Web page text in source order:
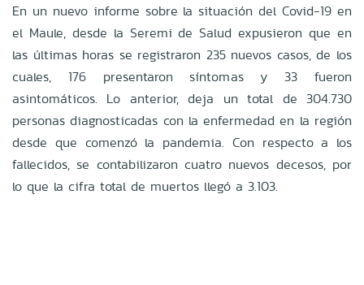
En un nuevo informe sobre la situación del Covid-19 en
el Maule, desde la Seremi de Salud expusieron que en
las últimas horas se registraron 235 nuevos casos, de los
cuales, 176 presentaron síntomas y 33 fueron
asintomáticos. Lo anterior, deja un total de 304.730
personas diagnosticadas con la enfermedad en la región
desde que comenzó la pandemia. Con respecto a los
fallecidos, se contabilizaron cuatro nuevos decesos, por
lo que la cifra total de muertos llegó a 3.103.